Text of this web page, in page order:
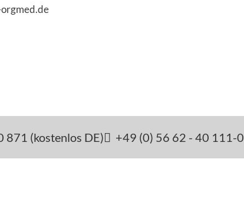
871 (kostenlos DE) +49 (0) 56 62 - 40 111-0